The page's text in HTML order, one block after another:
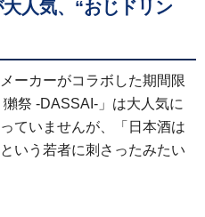
人気、“おじドリン
ーカーがコラボした期間限
祭 -DASSAI-」は大人気に
ていませんが、「日本酒は
いう若者に刺さったみたい